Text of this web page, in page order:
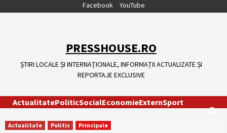
Facebook YouTube
PRESSHOUSE.RO
ȘTIRI LOCALE ȘI INTERNAȚIONALE, INFORMAȚII ACTUALIZATE ȘI
REPORTAJE EXCLUSIVE
ActualitatePoliticSocialEconomieExternSport
Actualitate Politic Principale